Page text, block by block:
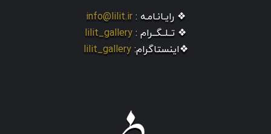
❖ رایـانـامـه : info@lilit.ir
❖ تــلــگــرام : lilit_gallery
❖اینستاگرام: lilit_gallery